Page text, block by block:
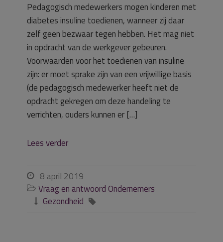
Pedagogisch medewerkers mogen kinderen met
diabetes insuline toedienen, wanneer zij daar
zelf geen bezwaar tegen hebben. Het mag niet
in opdracht van de werkgever gebeuren.
Voorwaarden voor het toedienen van insuline
zijn: er moet sprake zijn van een vrijwillige basis
(de pedagogisch medewerker heeft niet de
opdracht gekregen om deze handeling te
verrichten, ouders kunnen er […]
Lees verder
 8 april 2019
 Vraag en antwoord Ondernemers
 Gezondheid 